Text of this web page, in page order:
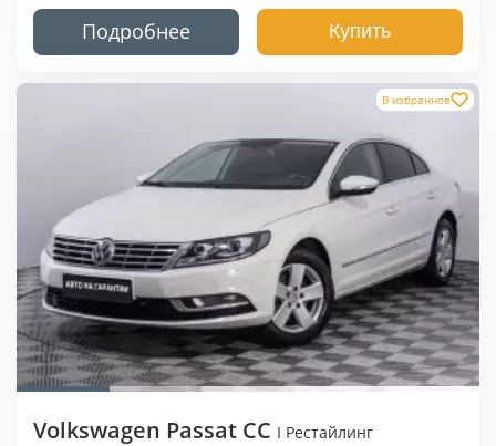
Подробнее Купить
В избранное
Volkswagen Passat CC I Рестайлинг